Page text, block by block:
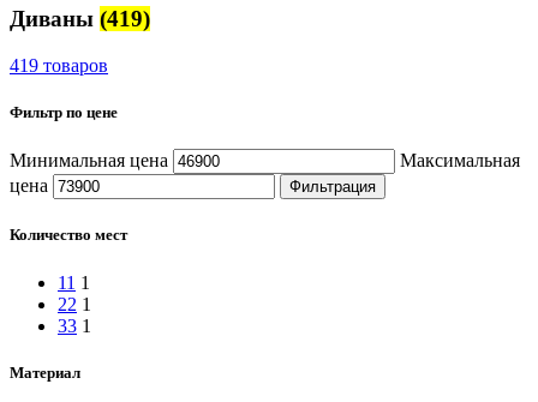
Диваны (419)
419 товаров
Фильтр по цене
Минимальная цена
Максимальная
цена
Фильтрация
Количество мест
11 1
22 1
33 1
Материал